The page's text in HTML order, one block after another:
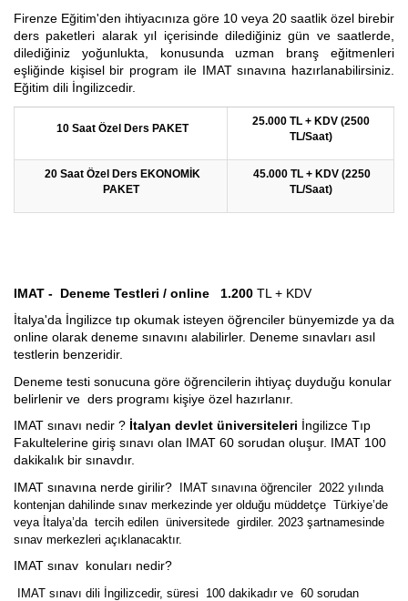
Firenze Eğitim'den ihtiyacınıza göre 10 veya 20 saatlik özel birebir
ders paketleri alarak yıl içerisinde dilediğiniz gün ve saatlerde,
dilediğiniz yoğunlukta, konusunda uzman branş eğitmenleri
eşliğinde kişisel bir program ile IMAT sınavına hazırlanabilirsiniz.
Eğitim dili İngilizcedir.
10 Saat Özel Ders PAKET
25.000 TL + KDV (2500
TL/Saat)
20 Saat Özel Ders EKONOMİK
PAKET
45.000 TL + KDV (2250
TL/Saat)
IMAT - Deneme Testleri / online 1.200 TL + KDV
İtalya'da İngilizce tıp okumak isteyen öğrenciler bünyemizde ya da
online olarak deneme sınavını alabilirler. Deneme sınavları asıl
testlerin benzeridir.
Deneme testi sonucuna göre öğrencilerin ihtiyaç duyduğu konular
belirlenir ve ders programı kişiye özel hazırlanır.
IMAT sınavı nedir ? İtalyan devlet üniversiteleri İngilizce Tıp
Fakultelerine giriş sınavı olan IMAT 60 sorudan oluşur. IMAT 100
dakikalık bir sınavdır.
IMAT sınavına nerde girilir?
IMAT sınavına öğrenciler 2022 yılında
kontenjan dahilinde sınav merkezinde yer olduğu müddetçe Türkiye’de
veya İtalya’da tercih edilen üniversitede girdiler. 2023 şartnamesinde
sınav merkezleri açıklanacaktır.
IMAT sınav konuları nedir?
IMAT sınavı dili İngilizcedir, süresi 100 dakikadır ve 60 sorudan